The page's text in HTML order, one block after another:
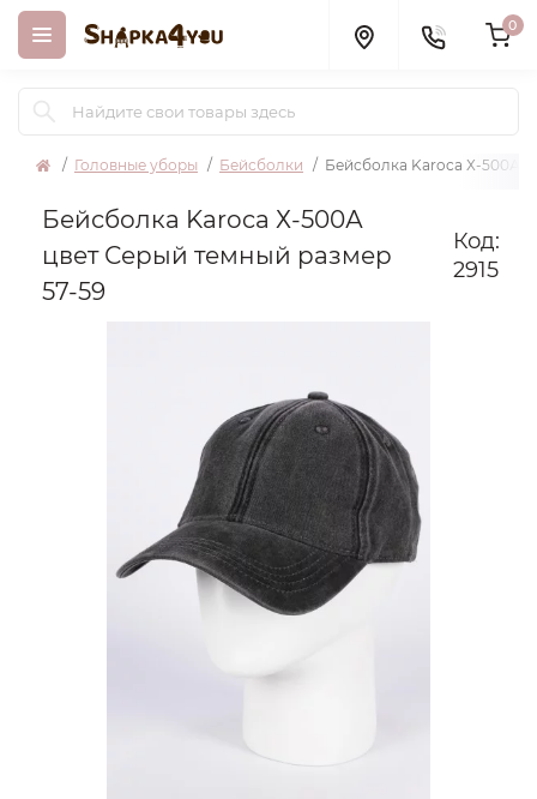
0
Головные уборы Бейсболки Бейсболка Karoca Х-500А
Бейсболка Karoca Х-500А
цвет Серый темный размер
57-59
Код:
2915